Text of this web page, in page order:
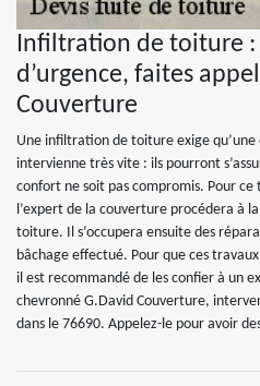
Infiltration de toiture :
d’urgence, faites
Couverture
Une infiltration de toiture exige qu’une
intervienne très vite : ils pourront
confort ne soit pas compromis. Pour ce
l’expert de la couverture procédera à
toiture. Il s’occupera ensuite des
bâchage effectué. Pour que ces
il est recommandé de les confier à un
chevronné G.David Couverture,
dans le 76690. Appelez-le pour avoir